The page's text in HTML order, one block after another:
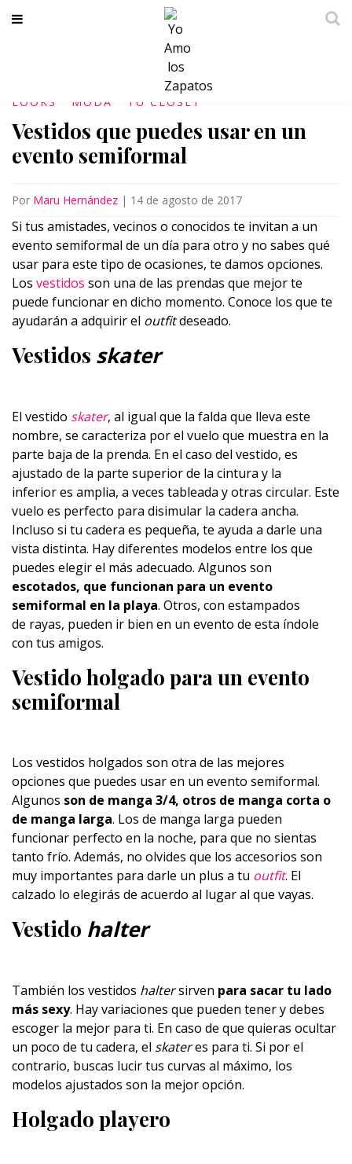
LOOKS MODA TU CLÓSET
Vestidos que puedes usar en un
evento semiformal
Por Maru Hernández | 14 de agosto de 2017
Si tus amistades, vecinos o conocidos te invitan a un
evento semiformal de un día para otro y no sabes qué
usar para este tipo de ocasiones, te damos opciones.
Los vestidos son una de las prendas que mejor te
puede funcionar en dicho momento. Conoce los que te
ayudarán a adquirir el outfitdeseado.
Vestidos skater
El vestido skater, al igual que la falda que lleva este
nombre, se caracteriza por el vuelo que muestra en la
parte baja de la prenda. En el caso del vestido, es
ajustado de la parte superior de la cintura y la
inferior es amplia, a veces tableada y otras circular. Este
vuelo es perfecto para disimular la cadera ancha.
Incluso si tu cadera es pequeña, te ayuda a darle una
vista distinta. Hay diferentes modelos entre los que
puedes elegir el más adecuado. Algunos son
escotados, que funcionan para un evento
semiformal en la playa. Otros, con estampados
de rayas, pueden ir bien en un evento de esta índole
con tus amigos.
Vestido holgado para un evento
semiformal
Los vestidos holgados son otra de las mejores
opciones que puedes usar en un evento semiformal.
Algunos son de manga 3/4, otros de manga corta o
de manga larga. Los de manga larga pueden
funcionar perfecto en la noche, para que no sientas
tanto frío. Además, no olvides que los accesorios son
muy importantes para darle un plus a tu outfit. El
calzado lo elegirás de acuerdo al lugar al que vayas.
Vestido halter
También los vestidos haltersirven para sacar tu lado
más sexy. Hay variaciones que pueden tener y debes
escoger la mejor para ti. En caso de que quieras ocultar
un poco de tu cadera, el skateres para ti. Si por el
contrario, buscas lucir tus curvas al máximo, los
modelos ajustados son la mejor opción.
Holgado playero